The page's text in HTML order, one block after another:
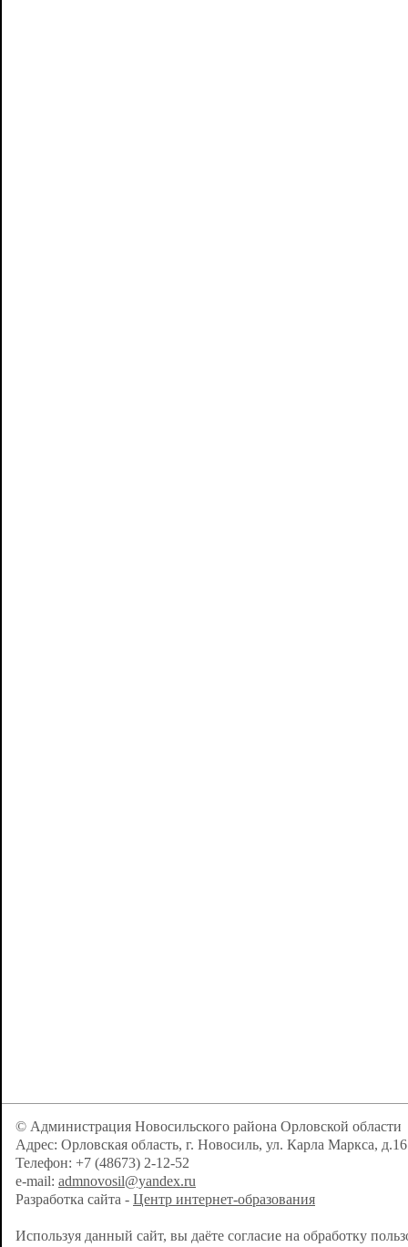
© Администрация Новосильского района Орловской области
Адрес: Орловская область, г. Новосиль, ул. Карла Маркса, д.16
Телефон: +7 (48673) 2-12-52
e-mail: admnovosil@yandex.ru
Разработка сайта - Центр интернет-образования
Используя данный сайт, вы даёте согласие на обработку